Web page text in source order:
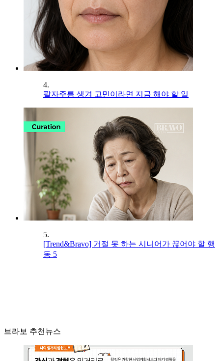
4.
팔자주름 생겨 고민이라면 지금 해야 할 일
5.
[Trend&Bravo] 거절 못 하는 시니어가 끊어야 할 행
동 5
브라보 추천뉴스